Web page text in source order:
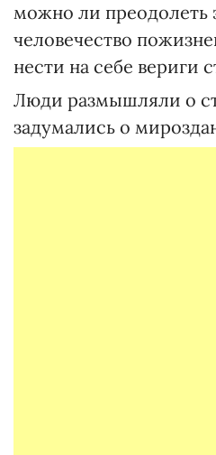
можно ли преодолеть
человечество
нести на себе вериги
Люди размышляли о
задумались о